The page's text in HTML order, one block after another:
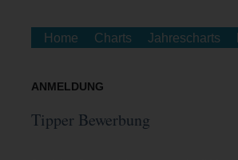
Home Charts Jahrescharts
ANMELDUNG
Tipper Bewerbung
Mehr Info